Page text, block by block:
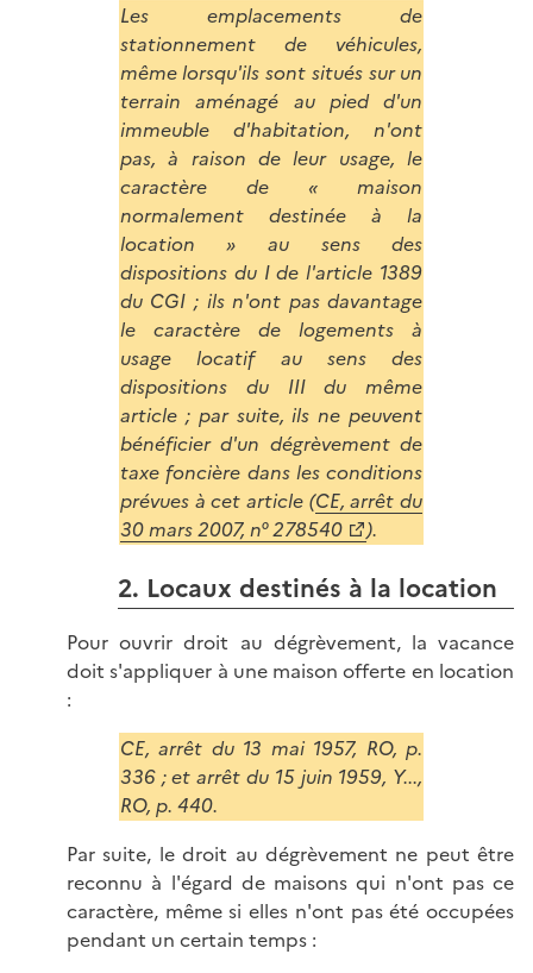
Les emplacements de
stationnement de véhicules,
même lorsqu'ils sont situés sur un
terrain aménagé au pied d'un
immeuble d'habitation, n'ont
pas, à raison de leur usage, le
caractère de « maison
normalement destinée à la
location » au sens des
dispositions du I de l'article 1389
du CGI ; ils n'ont pas davantage
le caractère de logements à
usage locatif au sens des
dispositions du III du même
article ; par suite, ils ne peuvent
bénéficier d'un dégrèvement de
taxe foncière dans les conditions
prévues à cet article (CE, arrêt du
30 mars 2007, n° 278540
).
2. Locaux destinés à la location
Pour ouvrir droit au dégrèvement, la vacance
doit s'appliquer à une maison offerte en location
:
CE, arrêt du 13 mai 1957, RO, p.
336 ; et arrêt du 15 juin 1959, Y...,
RO, p. 440.
Par suite, le droit au dégrèvement ne peut être
reconnu à l'égard de maisons qui n'ont pas ce
caractère, même si elles n'ont pas été occupées
pendant un certain temps :